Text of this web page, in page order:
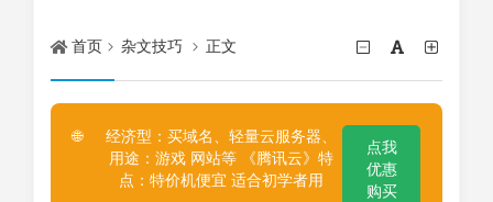
首页 杂文技巧 正文
🌐
经济型：买域名、轻量云服务器、
用途：游戏 网站等 《腾讯云》特
点：特价机便宜 适合初学者用
点我
优惠
购买